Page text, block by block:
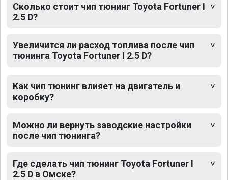
Сколько стоит чип тюнинг Toyota Fortuner I
2.5 D?
Увеличится ли расход топлива после чип
тюнинга Toyota Fortuner I 2.5 D?
Как чип тюнинг влияет на двигатель и
коробку?
Можно ли вернуть заводские настройки
после чип тюнинга?
Где сделать чип тюнинг Toyota Fortuner I
2.5 D в Омске?